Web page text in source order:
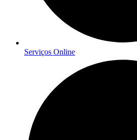
Serviços Online